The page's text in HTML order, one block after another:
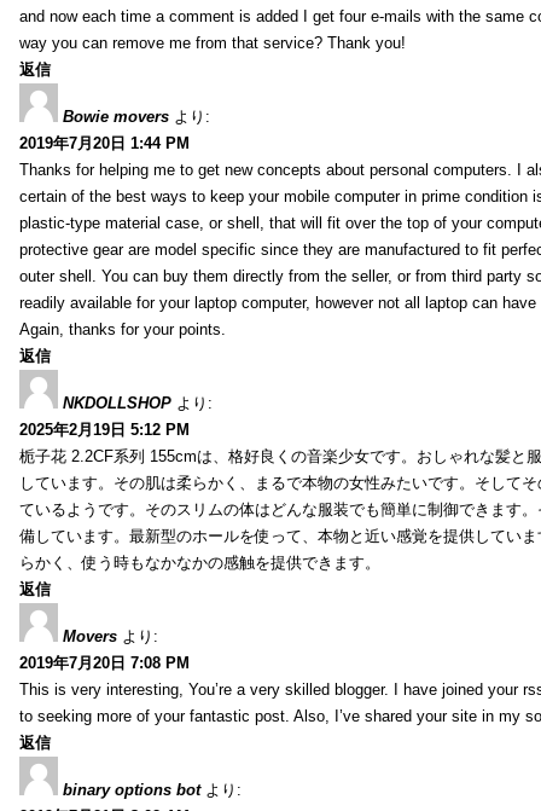
and now each time a comment is added I get four e-mails with the same
way you can remove me from that service? Thank you!
返信
Bowie movers より:
2019年7月20日 1:44 PM
Thanks for helping me to get new concepts about personal computers. I
certain of the best ways to keep your mobile computer in prime condition
plastic-type material case, or shell, that will fit over the top of your
protective gear are model specific since they are manufactured to fit
outer shell. You can buy them directly from the seller, or from third party
readily available for your laptop computer, however not all laptop can
Again, thanks for your points.
返信
NKDOLLSHOP より:
2025年2月19日 5:12 PM
栀子花 2.2CF系列 155cmは、格好良くの音楽少女です。おしゃれな髪と
しています。その肌は柔らかく、まるで本物の女性みたいです。そして
ているようです。そのスリムの体はどんな服装でも簡単に制御できます
備しています。最新型のホールを使って、本物と近い感覚を提供してい
らかく、使う時もなかなかの感触を提供できます。
返信
Movers より:
2019年7月20日 7:08 PM
This is very interesting, You’re a very skilled blogger. I have joined your
to seeking more of your fantastic post. Also, I’ve shared your site in my
返信
binary options bot より: